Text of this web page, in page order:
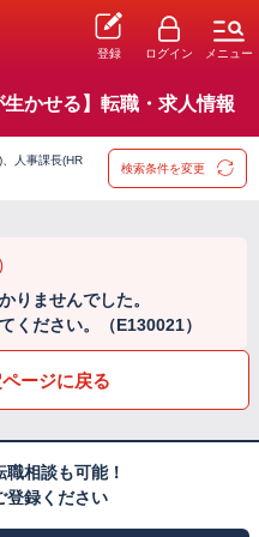
登録 ログイン メニュー
生かせる】転職・求人情報
人事課長(HR
検索条件を変更
りませんでした。
ください。（E130021）
ージに戻る
相談も可能！
登録ください